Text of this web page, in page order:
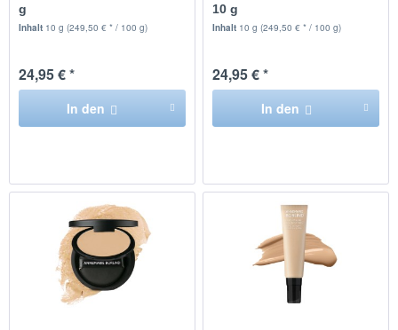
g
Inhalt 10 g(249,50 € * / 100 g)
24,95 € *
In den
10 g
Inhalt 10 g(249,50 € * / 100 g)
24,95 € *
In den